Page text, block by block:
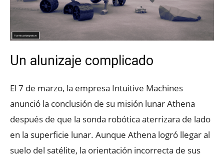
Un alunizaje complicado
El 7 de marzo, la empresa Intuitive Machines
anunció la conclusión de su misión lunar Athena
después de que la sonda robótica aterrizara de lado
en la superficie lunar. Aunque Athena logró llegar al
suelo del satélite, la orientación incorrecta de sus